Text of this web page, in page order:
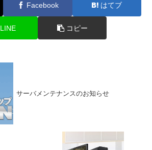
Facebook はてブ
LINE コピー
サーバメンテナンスのお知らせ